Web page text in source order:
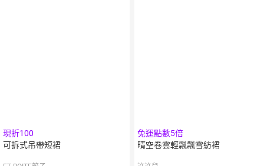
現折100
可拆式吊帶短裙
免運點數5倍
晴空卷雲輕飄飄雪紡裙